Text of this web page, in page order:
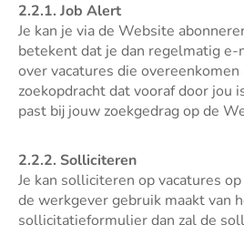
2.2.1. Job Alert
Je kan je via de Website
betekent dat je dan regelmatig e-
over vacatures die
zoekopdracht dat vooraf door jou
past bij jouw zoekgedrag op de
2.2.2. Solliciteren
Je kan solliciteren op vacatures
de werkgever gebruik maakt van
sollicitatieformulier dan zal de